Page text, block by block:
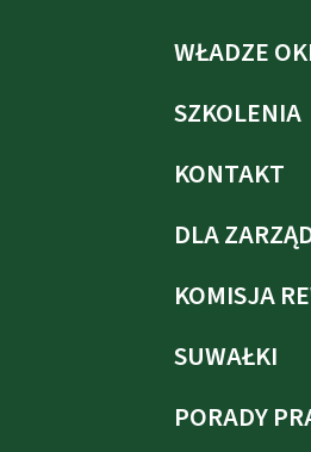
WŁADZE
SZKOLENIA
KONTAKT
DLA
KOMISJA
SUWAŁKI
PORADY